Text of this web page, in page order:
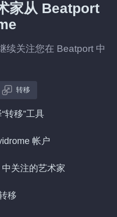
家从 Beatport
续关注您在 Beatport 中
转移
转移”工具
帐户
关注的艺术家
移